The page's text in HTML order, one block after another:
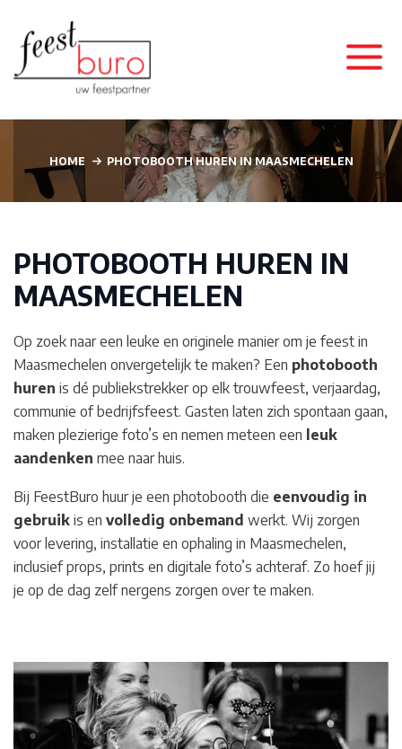
HOME PHOTOBOOTH HUREN IN MAASMECHELEN
PHOTOBOOTH HUREN IN
MAASMECHELEN
Op zoek naar een leuke en originele manier om je feest in
Maasmechelen onvergetelijk te maken? Een photobooth
huren is dé publiekstrekker op elk trouwfeest, verjaardag,
communie of bedrijfsfeest. Gasten laten zich spontaan gaan,
maken plezierige foto’s en nemen meteen een leuk
aandenken mee naar huis.
Bij FeestBuro huur je een photobooth die eenvoudig in
gebruik is en volledig onbemand werkt. Wij zorgen
voor levering, installatie en ophaling in Maasmechelen,
inclusief props, prints en digitale foto’s achteraf. Zo hoef jij
je op de dag zelf nergens zorgen over te maken.